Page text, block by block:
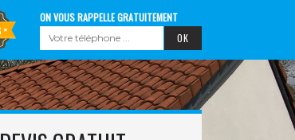
ON VOUS RAPPELLE GRATUITEMENT